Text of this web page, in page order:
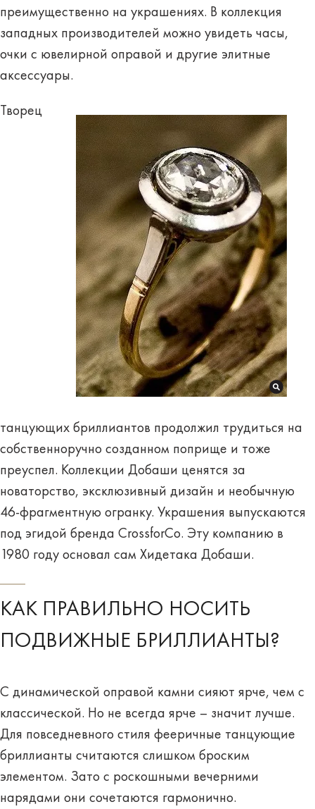
преимущественно на украшениях. В коллекция
западных производителей можно увидеть часы,
очки с ювелирной оправой и другие элитные
аксессуары.
Творец
танцующих бриллиантов продолжил трудиться на
собственноручно созданном поприще и тоже
преуспел. Коллекции Добаши ценятся за
новаторство, эксклюзивный дизайн и необычную
46-фрагментную огранку. Украшения выпускаются
под эгидой бренда CrossforCo. Эту компанию в
1980 году основал сам Хидетака Добаши.
КАК ПРАВИЛЬНО НОСИТЬ
ПОДВИЖНЫЕ БРИЛЛИАНТЫ?
С динамической оправой камни сияют ярче, чем с
классической. Но не всегда ярче – значит лучше.
Для повседневного стиля фееричные танцующие
бриллианты считаются слишком броским
элементом. Зато с роскошными вечерними
нарядами они сочетаются гармонично.